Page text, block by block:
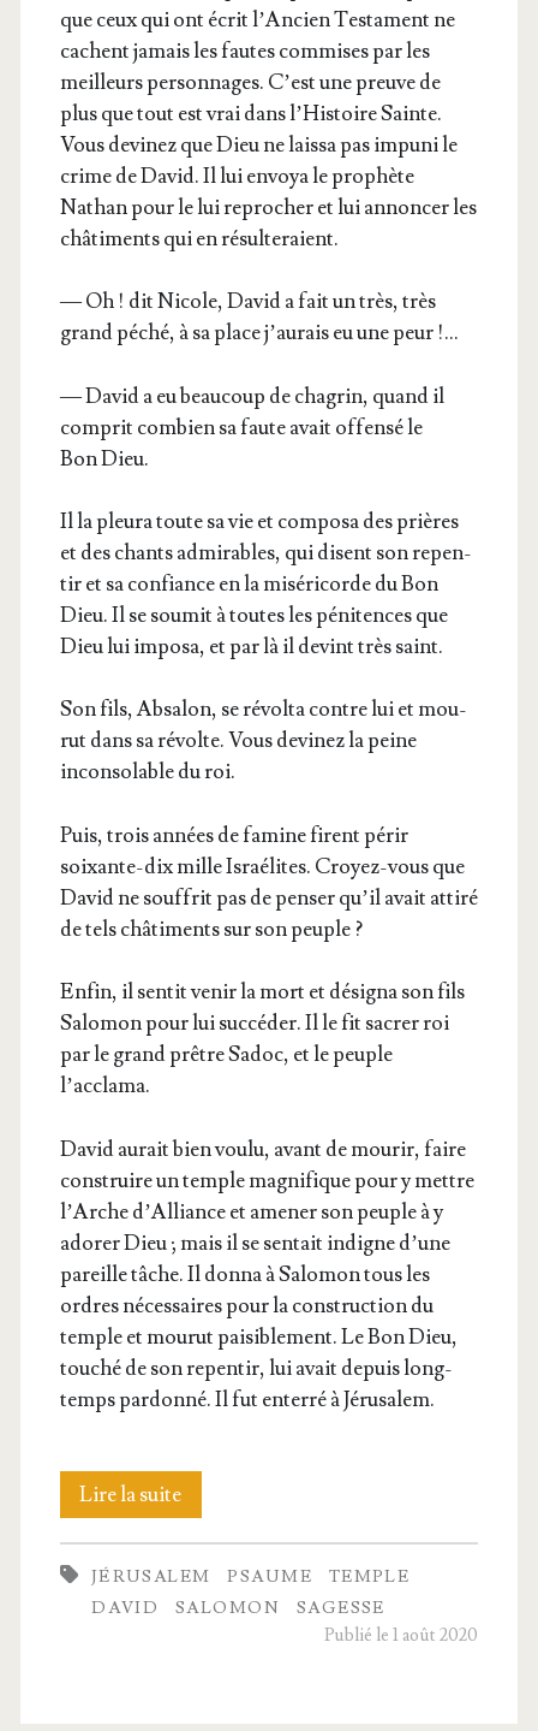
que ceux qui ont écrit l’An­cien Tes­ta­ment ne
cachent jamais les fautes com­mises par les
meilleurs per­son­nages. C’est une preuve de
plus que tout est vrai dans l’His­toire Sainte.
Vous devi­nez que Dieu ne lais­sa pas impu­ni le
crime de David. Il lui envoya le pro­phète
Nathan pour le lui repro­cher et lui annon­cer les
châ­ti­ments qui en résulteraient.
— Oh ! dit Nicole, David a fait un très, très
grand péché, à sa place j’au­rais eu une peur !…
— David a eu beau­coup de cha­grin, quand il
com­prit com­bien sa faute avait offen­sé le
Bon Dieu.
Il la pleu­ra toute sa vie et com­po­sa des prières
et des chants admi­rables, qui disent son repen­
tir et sa confiance en la misé­ri­corde du Bon
Dieu. Il se sou­mit à toutes les péni­tences que
Dieu lui impo­sa, et par là il devint très saint.
Son fils, Absa­lon, se révol­ta contre lui et mou­
rut dans sa révolte. Vous devi­nez la peine
incon­so­lable du roi.
Puis, trois années de famine firent périr
soixante-dix mille Israé­lites. Croyez-vous que
David ne souf­frit pas de pen­ser qu’il avait atti­ré
de tels châ­ti­ments sur son peuple ?
Enfin, il sen­tit venir la mort et dési­gna son fils
Salo­mon pour lui suc­cé­der. Il le fit sacrer roi
par le grand prêtre Sadoc, et le peuple
l’acclama.
David aurait bien vou­lu, avant de mou­rir, faire
construire un temple magni­fique pour y mettre
l’Arche d’Al­liance et ame­ner son peuple à y
ado­rer Dieu ; mais il se sen­tait indigne d’une
pareille tâche. Il don­na à Salo­mon tous les
ordres néces­saires pour la construc­tion du
temple et mou­rut pai­si­ble­ment. Le Bon Dieu,
tou­ché de son repen­tir, lui avait depuis long­
temps par­don­né. Il fut enter­ré à Jérusalem.
Lire la suiteDavid
et
Salo­
JÉRUSALEM PSAUME
TEMPLE
DAVID
SALOMON
SAGESSE
Publié le 1 août 2020